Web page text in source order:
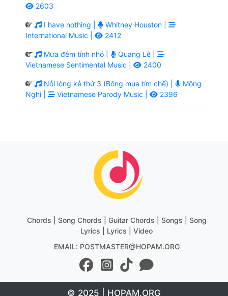
2603
I have nothing |
Whitney Houston |
International Music |
2412
Mưa đêm tỉnh nhỏ |
Quang Lê |
Vietnamese Sentimental Music |
2400
Nỗi lòng kẻ thứ 3 (Bông mua tím chế) |
Mộng
Nghi |
Vietnamese Parody Music | 2396
Chords | Song Chords | Guitar Chords | Songs | Song
Lyrics | Lyrics | Video
EMAIL: POSTMASTER@HOPAM.ORG
© 2025 | HOPAM.ORG